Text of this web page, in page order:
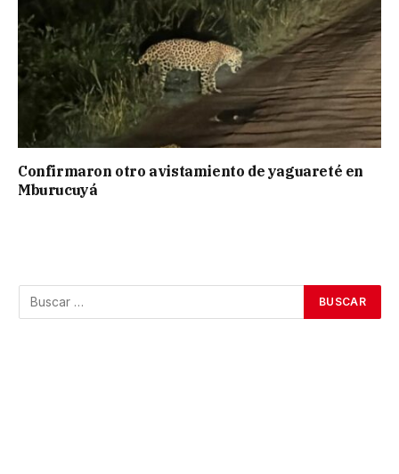
Confirmaron otro avistamiento de yaguareté en
Mburucuyá